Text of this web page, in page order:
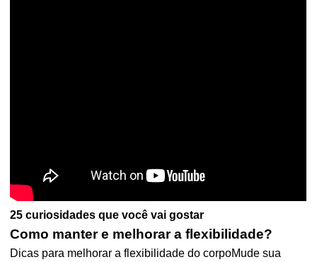
25 curiosidades que você vai gostar
Como manter e melhorar a flexibilidade?
Dicas para melhorar a flexibilidade do corpoMude sua